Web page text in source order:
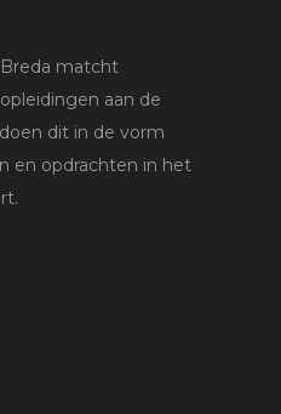
matcht
aan de
dit in de vorm
en opdrachten in het